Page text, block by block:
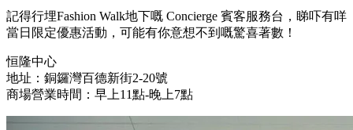
記得行埋Fashion Walk地下嘅 Concierge 賓客服務台，睇吓有咩
當日限定優惠活動，可能有你意想不到嘅驚喜著數！
恒隆中心
地址：銅鑼灣百德新街2-20號
商場營業時間：早上11點-晚上7點